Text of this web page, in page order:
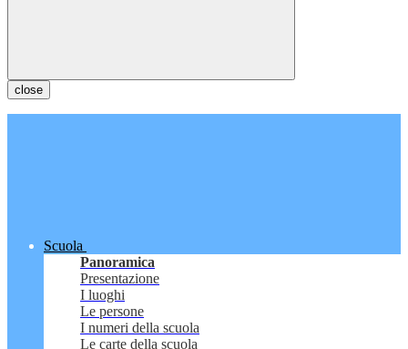
close
Scuola
Panoramica
Presentazione
I luoghi
Le persone
I numeri della scuola
Le carte della scuola